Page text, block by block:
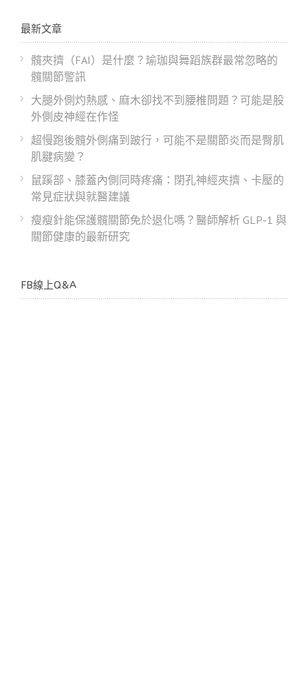
最新文章
髖夾擠（FAI）是什麼？瑜珈與舞蹈族群最常忽略的
髖關節警訊
大腿外側灼熱感、麻木卻找不到腰椎問題？可能是股
外側皮神經在作怪
超慢跑後髖外側痛到跛行，可能不是關節炎而是臀肌
肌腱病變？
鼠蹊部、膝蓋內側同時疼痛：閉孔神經夾擠、卡壓的
常見症狀與就醫建議
瘦瘦針能保護髖關節免於退化嗎？醫師解析 GLP-1 與
關節健康的最新研究
FB線上Q&A